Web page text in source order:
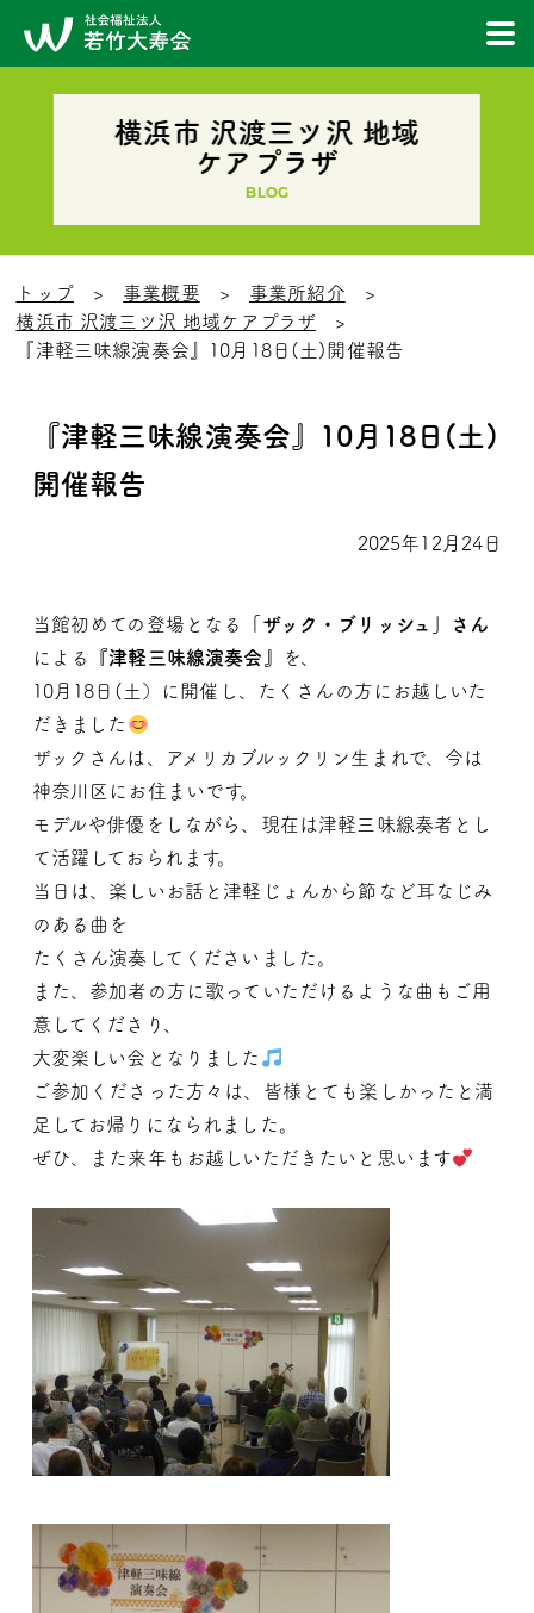
横浜市 沢渡三ツ沢 地域
ケアプラザ
BLOG
トップ 事業概要
事業所紹介
横浜市 沢渡三ツ沢 地域ケアプラザ
『津軽三味線演奏会』10月18日(土)開催報告
『津軽三味線演奏会』10月18日(土)
開催報告
2025年12月24日
当館初めての登場となる
「ザック・ブリッシュ」さん
による
『津軽三味線演奏会』
を、
10月18日(土）に開催し、たくさんの方にお越しいた
だきました
ザックさんは、アメリカブルックリン生まれで、今は
神奈川区にお住まいです。
モデルや俳優をしながら、現在は津軽三味線奏者とし
て活躍しておられます。
当日は、楽しいお話と津軽じょんから節など耳なじみ
のある曲を
たくさん演奏してくださいました。
また、参加者の方に歌っていただけるような曲もご用
意してくださり、
大変楽しい会となりました
ご参加くださった方々は、皆様とても楽しかったと満
足してお帰りになられました。
ぜひ、また来年もお越しいただきたいと思います